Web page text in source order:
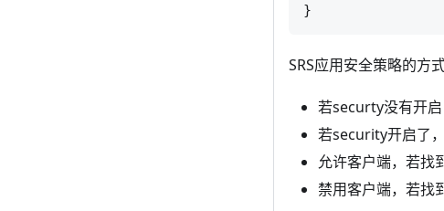
SRS应用安全策略的方
若securty没有开启
若security开启了
允许客户端，若找
禁用客户端，若找